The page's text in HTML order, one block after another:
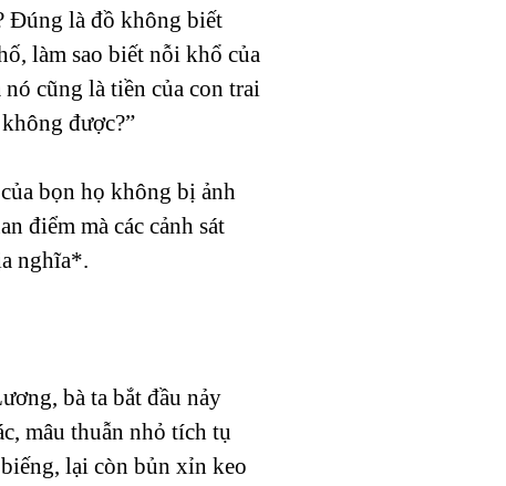
Đúng là đồ không biết
làm sao biết nỗi khổ của
cũng là tiền của con trai
được?”
bọn họ không bị ảnh
điểm mà các cảnh sát
nghĩa*.
bà ta bắt đầu nảy
mâu thuẫn nhỏ tích tụ
lại còn bủn xỉn keo